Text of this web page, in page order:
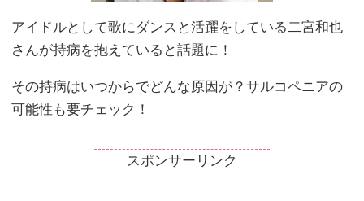
アイドルとして歌にダンスと活躍をしている二宮和也
さんが持病を抱えていると話題に！
その持病はいつからでどんな原因が？サルコペニアの
可能性も要チェック！
スポンサーリンク